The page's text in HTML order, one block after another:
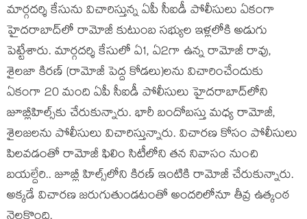
మార్గదర్శి కేసును విచారిస్తున్న ఏపీ సీఐడీ పోలీసులు ఏకంగా
హైదరాబాద్‌లో రామోజీ కుటుంబ సభ్యుల ఇళ్లలోకి అడుగు
పెట్టేశారు. మార్గదర్శి కేసులో ఏ1, ఏ2గా ఉన్న రామోజీ రావు,
శైలజా కిరణ్ (రామోజీ పెద్ద కోడలు)లను విచారించేందుకు
ఏకంగా 20 మంది ఏపీ సీఐడీ పోలీసులు హైదరాబాద్‌లోని
జూబ్లీహిల్స్‌కు చేరుకున్నారు. భారీ బందోబస్తు మధ్య రామోజీ,
శైలజలను పోలీసులు విచారిస్తున్నారు. విచారణ కోసం పోలీసులు
పిలవడంతో రామోజీ ఫిలిం సిటీలోని తన నివాసం నుంచి
బయల్దేరి.. జూబ్లీ హిల్స్‌లోని కిరణ్ ఇంటికి రామోజీ చేరుకున్నారు.
అక్కడే విచారణ జరుగుతుండటంతో అందరిలోనూ తీవ్ర ఉత్కంఠ